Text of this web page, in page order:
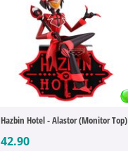
Hazbin Hotel - Alastor (Monitor Top)
42.90